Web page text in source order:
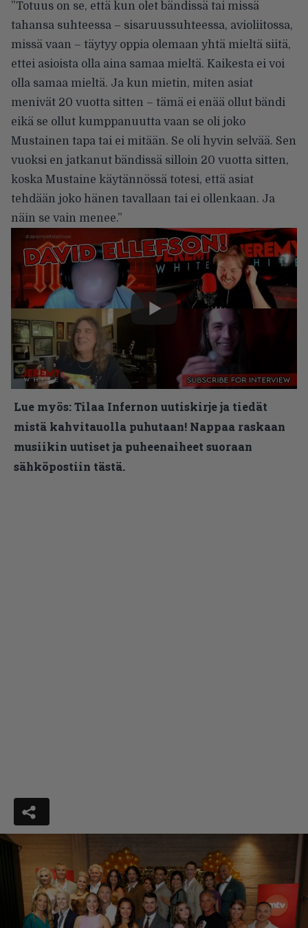
”Totuus on se, että kun olet bändissä tai missä
tahansa suhteessa – sisaruussuhteessa, avioliitossa,
missä vaan – täytyy oppia olemaan yhtä mieltä siitä,
ettei asioista olla aina samaa mieltä. Kaikesta ei voi
olla samaa mieltä. Ja kun mietin, miten asiat
menivät 20 vuotta sitten – tämä ei enää ollut bändi
eikä se ollut kumppanuutta vaan se oli joko
Mustainen tapa tai ei mitään. Se oli hyvin selvää. Sen
vuoksi en jatkanut bändissä silloin 20 vuotta sitten,
koska Mustaine käytännössä totesi, että asiat
tehdään joko hänen tavallaan tai ei ollenkaan. Ja
näin se vain menee.”
Lue myös:Tilaa Infernon uutiskirje ja tiedät
mistä kahvitauolla puhutaan! Nappaa raskaan
musiikin uutiset ja puheenaiheet suoraan
sähköpostiin tästä.